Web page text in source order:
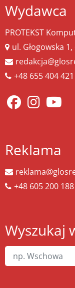
Wydawca
PROTEKST
ul. Głogowska
+48 655 404 421
Reklama
+48 605 200 188
Wyszukaj